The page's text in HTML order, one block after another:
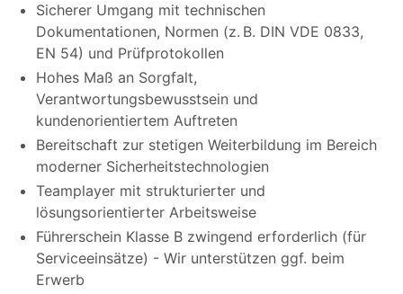
Sicherer Umgang mit technischen
Dokumentationen, Normen (z. B. DIN VDE 0833,
EN 54) und Prüfprotokollen
Hohes Maß an Sorgfalt,
Verantwortungsbewusstsein und
kundenorientiertem Auftreten
Bereitschaft zur stetigen Weiterbildung im Bereich
moderner Sicherheitstechnologien
Teamplayer mit strukturierter und
lösungsorientierter Arbeitsweise
Führerschein Klasse B zwingend erforderlich (für
Serviceeinsätze) - Wir unterstützen ggf. beim
Erwerb